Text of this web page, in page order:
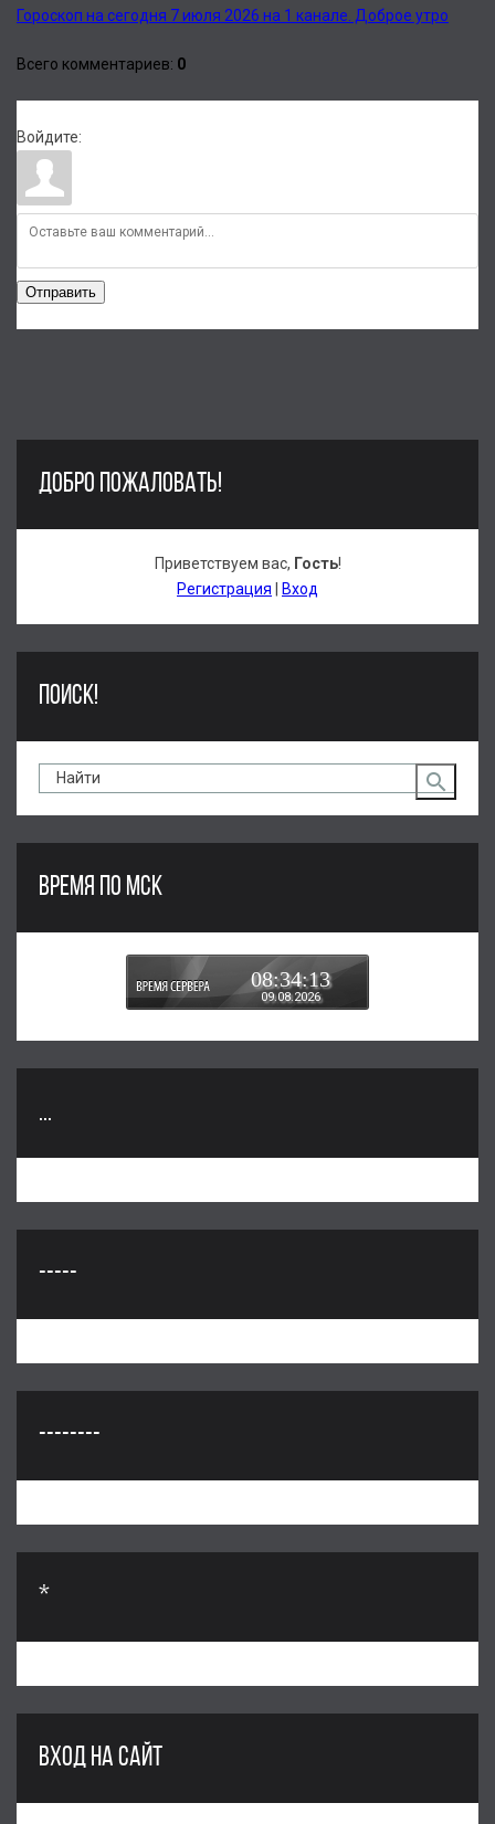
Гороскоп на сегодня 7 июля 2026 на 1 канале. Доброе утро
Всего комментариев: 0
Войдите:
Отправить
ДОБРО ПОЖАЛОВАТЬ!
Приветствуем вас, Гость!
Регистрация
Вход
ПОИСК!
ВРЕМЯ ПО МСК
08:34:13
09.08.2026
...
-----
--------
*
ВХОД НА САЙТ